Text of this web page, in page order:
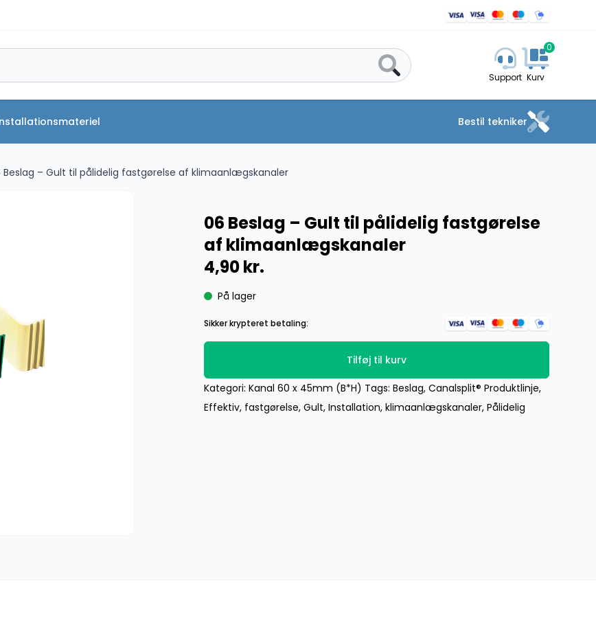
Support
0
Kurv
Bestil tekniker
Beslag – Gult til pålidelig fastgørelse af klimaanlægskanaler
06 Beslag – Gult til pålidelig fastgørelse
af klimaanlægskanaler
4,90kr.
På lager
Sikker krypteret betaling:
Tilføj til kurv
Kategori: Kanal 60 x 45mm (B*H) Tags: Beslag, Canalsplit® Produktlinje,
Effektiv, fastgørelse, Gult, Installation, klimaanlægskanaler, Pålidelig